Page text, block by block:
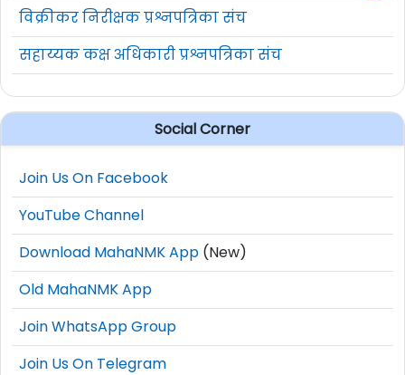
विक्रीकर निरीक्षक प्रश्नपत्रिका संच
सहाय्यक कक्ष अधिकारी प्रश्नपत्रिका संच
Social Corner
Join Us On Facebook
YouTube Channel
Download MahaNMK App (New)
Old MahaNMK App
Join WhatsApp Group
Join Us On Telegram